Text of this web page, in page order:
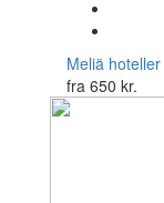
Meliä hoteller
fra 650 kr.